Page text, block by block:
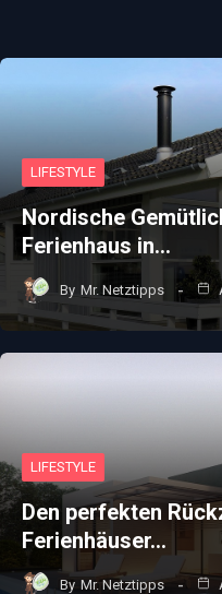
LIFESTYLE
Nordische
Ferienhaus in…
By Mr. Netztipps
LIFESTYLE
Den perfekten
Ferienhäuser…
By Mr. Netztipps